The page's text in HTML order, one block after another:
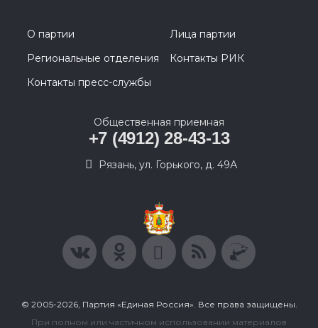
О партии
Лица партии
Региональные отделения
Контакты РИК
Контакты пресс-службы
Общественная приемная
+7 (4912) 28-43-13
Рязань, ул. Горького, д. 49А
© 2005-2026, Партия «Единая Россия». Все права защищены.
При полном или частичном использовании материалов